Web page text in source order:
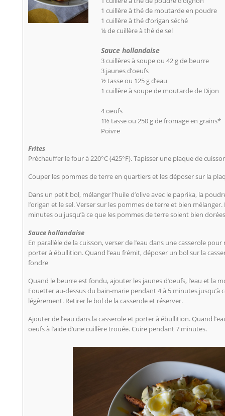
1 cuillère à thé de moutarde en poudre
1 cuillère à thé d’origan séché
¼ de cuillère à thé de sel
Sauce hollandaise
3 cuillères à soupe ou 42 g de beurre
3 jaunes d’oeufs
½ tasse ou 125 g d’eau
1 cuillère à soupe de moutarde de Dijon
4 oeufs
1½ tasse ou 250 g de fromage en grains*
Poivre
Frites
Préchauffer le four à 220°C (425°F). Tapisser une plaque de
Couper les pommes de terre en quartiers et les déposer sur la
Dans un petit bol, mélanger l’huile d’olive avec le paprika, la
l’origan et le sel. Verser sur les pommes de terre et bien
minutes ou jusqu’à ce que les pommes de terre soient bien
Sauce hollandaise
En parallèle de la cuisson, verser de l’eau dans une casserole
porter à ébullition. Quand l’eau frémit, déposer un bol sur la
fondre
Quand le beurre est fondu, ajouter les jaunes d’oeufs, l’eau et la
Fouetter au-dessus du bain-marie pendant 4 à 5 minutes jusqu’à
légèrement. Retirer le bol de la casserole et réserver.
Ajouter de l’eau dans la casserole et porter à ébullition. Quand
oeufs à l’aide d’une cuillère trouée. Cuire pendant 7 minutes.